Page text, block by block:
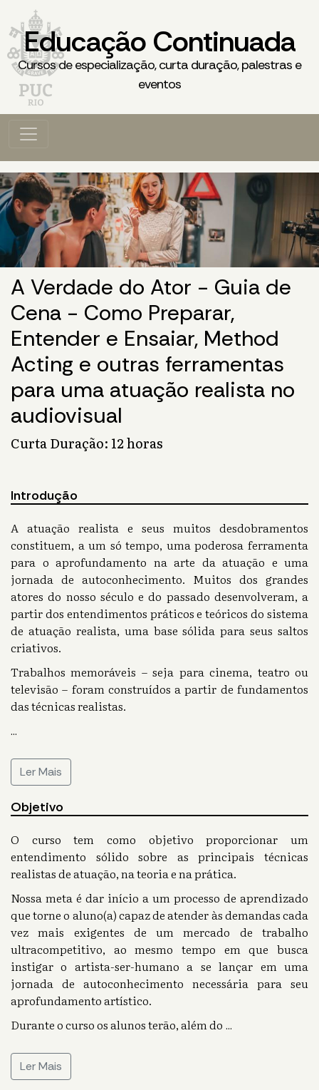
Educação Continuada
Cursos de especialização, curta duração, palestras e
eventos
A Verdade do Ator - Guia de
Cena - Como Preparar,
Entender e Ensaiar, Method
Acting e outras ferramentas
para uma atuação realista no
audiovisual
Curta Duração: 12 horas
Introdução
A atuação realista e seus muitos desdobramentos
constituem, a um só tempo, uma poderosa ferramenta
para o aprofundamento na arte da atuação e uma
jornada de autoconhecimento. Muitos dos grandes
atores do nosso século e do passado desenvolveram, a
partir dos entendimentos práticos e teóricos do sistema
de atuação realista, uma base sólida para seus saltos
criativos.
Trabalhos memoráveis – seja para cinema, teatro ou
televisão – foram construídos a partir de fundamentos
das técnicas realistas.
...
Ler Mais
Objetivo
O curso tem como objetivo proporcionar um
entendimento sólido sobre as principais técnicas
realistas de atuação, na teoria e na prática.
Nossa meta é dar início a um processo de aprendizado
que torne o aluno(a) capaz de atender às demandas cada
vez mais exigentes de um mercado de trabalho
ultracompetitivo, ao mesmo tempo em que busca
instigar o artista-ser-humano a se lançar em uma
jornada de autoconhecimento necessária para seu
aprofundamento artístico.
Durante o curso os alunos terão, além do ...
Ler Mais